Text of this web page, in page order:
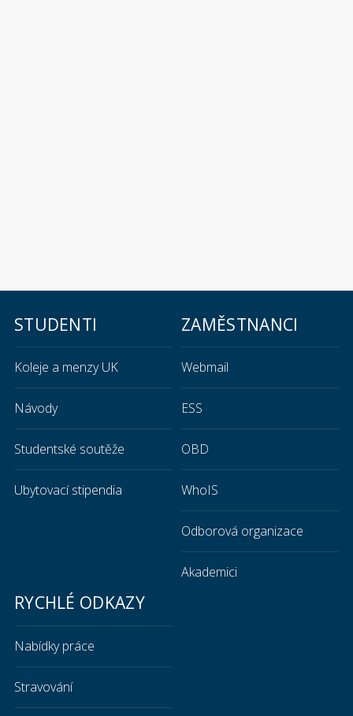
STUDENTI
Koleje a menzy UK
Návody
Studentské soutěže
Ubytovací stipendia
ZAMĚSTNANCI
Webmail
ESS
OBD
WhoIS
Odborová organizace
Akademici
RYCHLÉ ODKAZY
Nabídky práce
Stravování